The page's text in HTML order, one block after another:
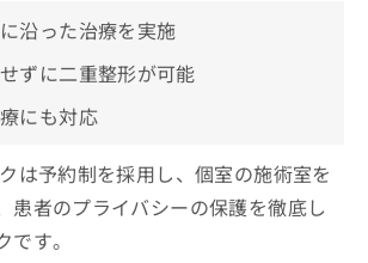
沿った治療を実施
ずに二重整形が可能
にも対応
は予約制を採用し、個室の施術室を
患者のプライバシーの保護を徹底し
す。